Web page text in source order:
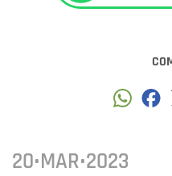
20•MAR•2023